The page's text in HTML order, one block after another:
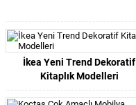
İkea Yeni Trend Dekoratif
Kitaplık Modelleri